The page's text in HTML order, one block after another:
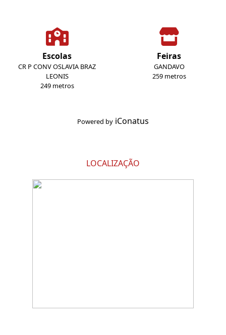
Escolas
CR P CONV OSLAVIA BRAZ
LEONIS
249 metros
Feiras
GANDAVO
259 metros
Powered by iConatus
LOCALIZAÇÃO